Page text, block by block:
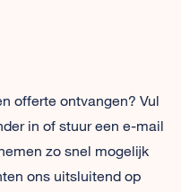
offerte ontvangen? Vul
in of stuur een e-mail
zo snel mogelijk
ons uitsluitend op